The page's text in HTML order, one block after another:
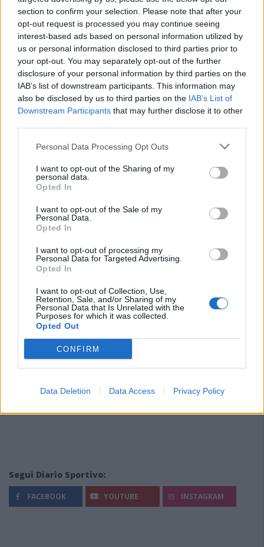
section to confirm your selection. Please note that after your
opt-out request is processed you may continue seeing
interest-based ads based on personal information utilized by
us or personal information disclosed to third parties prior to
your opt-out. You may separately opt-out of the further
disclosure of your personal information by third parties on the
IAB’s list of downstream participants. This information may
also be disclosed by us to third parties on the IAB’s List of
Downstream Participants that may further disclose it to other
Personal Data Processing Opt Outs
I want to opt-out of the Sharing of my
personal data.
Opted In
I want to opt-out of the Sale of my
Personal Data.
Opted In
I want to opt-out of processing my
Personal Data for Targeted Advertising.
Opted In
I want to opt-out of Collection, Use,
Retention, Sale, and/or Sharing of my
Personal Data that Is Unrelated with the
Purposes for which it was collected.
Opted Out
CONFIRM
Data Deletion Data Access Privacy Policy
Monte Alma riparte da Ivano Falchi
5 Ago 2026
Anche il Fasano out e le ammissioni salgono
a sei, l'Ilva è la prima società tra le non
ripescate
5 Ago 2026
Le 5 sarde ancora nel girone G con 8 squadre
laziali, 4 campane e la novità dei molisani del
Venafro
finale con i derby a Cagliari, Sassari e
Macomer
Coppa Italia: gli accoppiamenti degli ottavi
5 Ago 2026
Segui Diario Sportivo:
FACEBOOK YOUTUBE INSTAGRAM